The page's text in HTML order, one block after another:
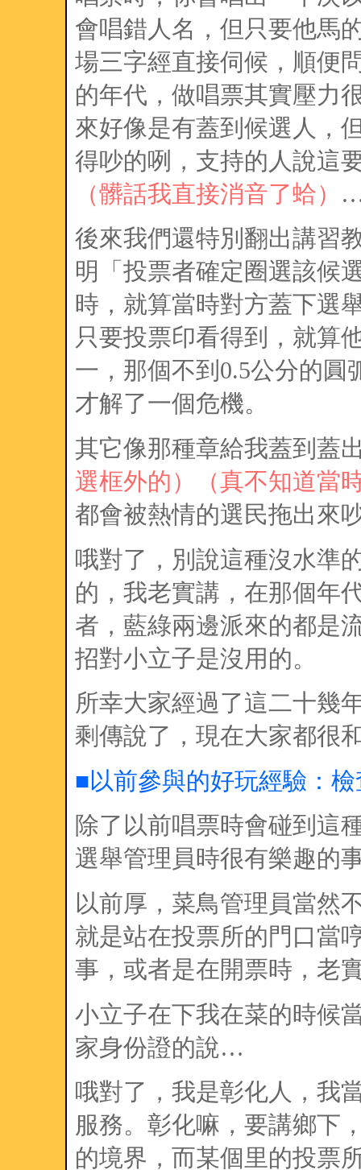
會唱錯人名，但只要他馬
場三字經直接伺候，順便
的年代，做唱票其實壓力
來好像是有蓋到候選人，
得吵的咧，支持的人說這
（髒話我直接消音了蛤）
後來我們還特別翻出講習
明「投票者確定圈選該候
時，就算當時對方蓋下選
只要投票印看得到，就算
一，那個不到0.5公分的圓
才解了一個危機。
其它像那種章給我蓋到蓋
選框外的）
（真不知道當
都會被熱情的選民拖出來
哦對了，別說這種沒水準
的，我老實講，在那個年
者，藍綠兩邊派來的都是
招對小立子是沒用的。
所幸大家經過了這二十幾
剩傳說了，現在大家都很
■以前參與的好玩經驗：
除了以前唱票時會碰到這
選舉管理員時很有樂趣的
以前厚，菜鳥管理員當然
就是站在投票所的門口當
事，或者是在開票時，老
小立子在下我在菜的時候
家身份證的說…
哦對了，我是彰化人，我
服務。彰化嘛，要講鄉下
的境界，而某個里的投票